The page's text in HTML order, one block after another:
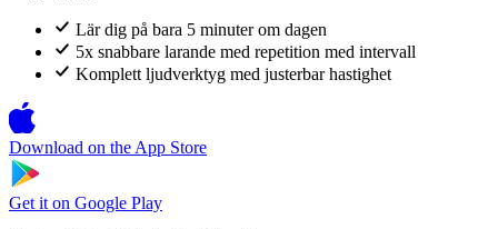
Lär dig på bara 5 minuter om dagen
5x snabbare larande med repetition med intervall
Komplett ljudverktyg med justerbar hastighet
Download on the App Store
Get it on Google Play